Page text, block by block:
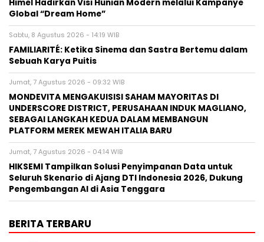
Himel Hadirkan Visi Hunian Modern melalui Kampanye
Global “Dream Home”
Sabtu, 8 Agustus 2026 - 14:19 WIB
FAMILIARITÉ: Ketika Sinema dan Sastra Bertemu dalam
Sebuah Karya Puitis
Jumat, 7 Agustus 2026 - 09:32 WIB
MONDEVITA MENGAKUISISI SAHAM MAYORITAS DI
UNDERSCORE DISTRICT, PERUSAHAAN INDUK MAGLIANO,
SEBAGAI LANGKAH KEDUA DALAM MEMBANGUN
PLATFORM MEREK MEWAH ITALIA BARU
Jumat, 7 Agustus 2026 - 04:14 WIB
HIKSEMI Tampilkan Solusi Penyimpanan Data untuk
Seluruh Skenario di Ajang DTI Indonesia 2026, Dukung
Pengembangan AI di Asia Tenggara
BERITA TERBARU